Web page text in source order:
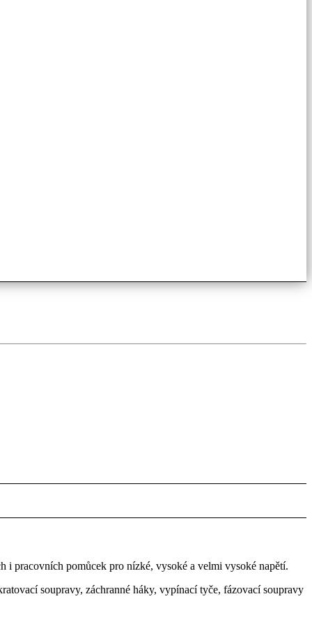
i pracovních pomůcek pro nízké, vysoké a velmi vysoké napětí.
soupravy, záchranné háky, vypínací tyče, fázovací soupravy